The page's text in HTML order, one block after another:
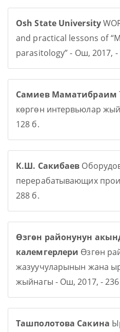
Osh State University
and practical lessons of
parasitology” - Ош, 2017, -
Самиев Маматибраим
көргөн интервьюлар
128 б.
К.Ш. Сакибаев
перерабатывающих
288 б.
Өзгөн районунун
калемгерлери Өзгөн
жазуучуларынын жана
жыйнагы - Ош, 2017, -
Ташполотова Сакина